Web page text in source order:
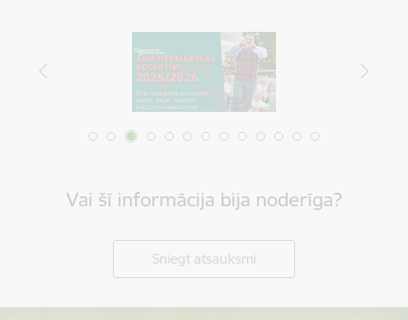
Vai šī informācija bija noderīga?
Sniegt atsauksmi